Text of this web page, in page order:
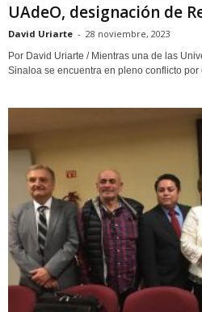
UAdeO, designación de
David Uriarte - 28 noviembre, 2023
Por David Uriarte / Mientras una de las
Sinaloa se encuentra en pleno conflicto por